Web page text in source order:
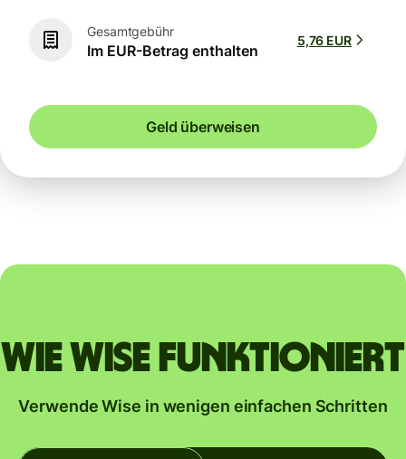
Gesamtgebühr
Im EUR-Betrag enthalten
5,76 EUR
Geld überweisen
Wie Wise funktioniert
Verwende Wise in wenigen einfachen Schritten